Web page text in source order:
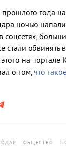
прошлого года
ночью
стали обвинять
на портале
о том, что такое
ОБЩЕСТВО